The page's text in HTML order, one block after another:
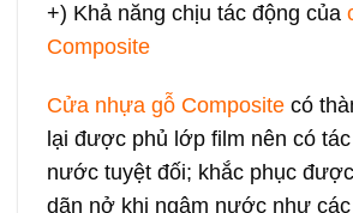
+) Khả năng chịu tác động của
Composite
Cửa nhựa gỗ Composite có
lại được phủ lớp film nên có
nước tuyệt đối; khắc phục
dãn nở khi ngâm nước như